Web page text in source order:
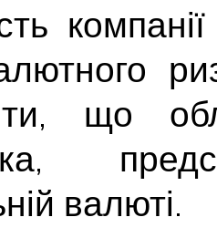
що
валюті.